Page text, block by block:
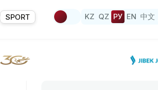
SPORT KZ QZ РУ EN 中文